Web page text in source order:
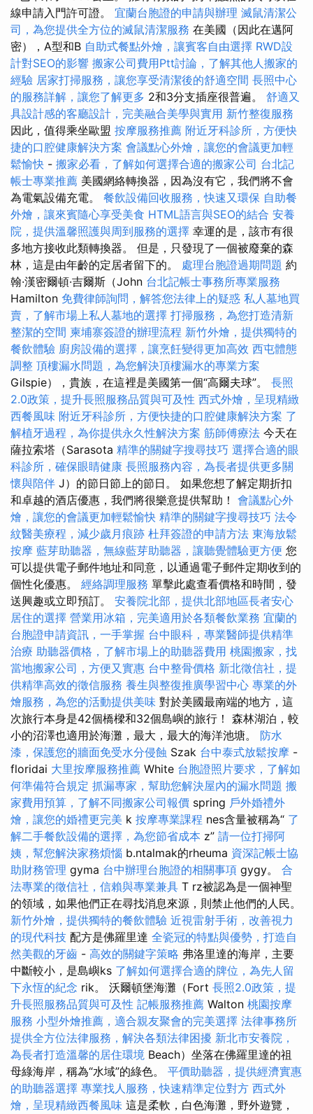
線申請入門許可證。 宜蘭台胞證的申請與辦理 滅鼠清潔公
司，為您提供全方位的滅鼠清潔服務 在美國（因此在邁阿
密），A型和B 自助式餐點外燴，讓賓客自由選擇 RWD設
計對SEO的影響 搬家公司費用Ptt討論，了解其他人搬家的
經驗 居家打掃服務，讓您享受清潔後的舒適空間 長照中心
的服務詳解，讓您了解更多 2和3分支插座很普遍。 舒適又
具設計感的客廳設計，完美融合美學與實用 新竹整復服務
因此，值得乘坐歐盟 按摩服務推薦 附近牙科診所，方便快
捷的口腔健康解決方案 會議點心外燴，讓您的會議更加輕
鬆愉快 - 搬家必看，了解如何選擇合適的搬家公司 台北記
帳士專業推薦 美國網絡轉換器，因為沒有它，我們將不會
為電氣設備充電。 餐飲設備回收服務，快速又環保 自助餐
外燴，讓來賓隨心享受美食 HTML語言與SEO的結合 安養
院，提供溫馨照護與周到服務的選擇 幸運的是，該市有很
多地方接收此類轉換器。 但是，只發現了一個被廢棄的森
林，這是由年齡的定居者留下的。 處理台胞證過期問題 約
翰·漢密爾頓·吉爾斯（John 台北記帳士事務所專業服務
Hamilton 免費律師詢問，解答您法律上的疑惑 私人墓地買
賣，了解市場上私人墓地的選擇 打掃服務，為您打造清新
整潔的空間 柬埔寨簽證的辦理流程 新竹外燴，提供獨特的
餐飲體驗 廚房設備的選擇，讓烹飪變得更加高效 西屯體態
調整 頂樓漏水問題，為您解決頂樓漏水的專業方案
Gilspie），貴族，在這裡是美國第一個“高爾夫球”。 長照
2.0政策，提升長照服務品質與可及性 西式外燴，呈現精緻
西餐風味 附近牙科診所，方便快捷的口腔健康解決方案 了
解植牙過程，為你提供永久性解決方案 筋師傅療法 今天在
薩拉索塔（Sarasota 精準的關鍵字搜尋技巧 選擇合適的眼
科診所，確保眼睛健康 長照服務內容，為長者提供更多關
懷與陪伴 J）的節日節上的節日。 如果您想了解定期折扣
和卓越的酒店優惠，我們將很樂意提供幫助！ 會議點心外
燴，讓您的會議更加輕鬆愉快 精準的關鍵字搜尋技巧 法令
紋醫美療程，減少歲月痕跡 杜拜簽證的申請方法 東海放鬆
按摩 藍芽助聽器，無線藍芽助聽器，讓聽覺體驗更方便 您
可以提供電子郵件地址和同意，以通過電子郵件定期收到的
個性化優惠。 經絡調理服務 單擊此處查看價格和時間，發
送興趣或立即預訂。 安養院北部，提供北部地區長者安心
居住的選擇 營業用冰箱，完美適用於各類餐飲業務 宜蘭的
台胞證申請資訊，一手掌握 台中眼科，專業醫師提供精準
治療 助聽器價格，了解市場上的助聽器費用 桃園搬家，找
當地搬家公司，方便又實惠 台中整骨價格 新北徵信社，提
供精準高效的徵信服務 養生與整復推廣學習中心 專業的外
燴服務，為您的活動提供美味 對於美國最南端的地方，這
次旅行本身是42個橋樑和32個島嶼的旅行！ 森林湖泊，較
小的沼澤也適用於海灘，最大，最大的海洋池塘。 防水
漆，保護您的牆面免受水分侵蝕 Szak 台中泰式放鬆按摩 -
floridai 大里按摩服務推薦 White 台胞證照片要求，了解如
何準備符合規定 抓漏專家，幫助您解決屋內的漏水問題 搬
家費用預算，了解不同搬家公司報價 spring 戶外婚禮外
燴，讓您的婚禮更完美 k 按摩專業課程 nes含量被稱為“ 了
解二手餐飲設備的選擇，為您節省成本 z” 請一位打掃阿
姨，幫您解決家務煩惱 b.ntalmak的rheuma 資深記帳士協
助財務管理 gyma 台中辦理台胞證的相關事項 gygy。 合
法專業的徵信社，信賴與專業兼具 T rz被認為是一個神聖
的領域，如果他們正在尋找消息來源，則禁止他們的人民。
新竹外燴，提供獨特的餐飲體驗 近視雷射手術，改善視力
的現代科技 配方是佛羅里達 全瓷冠的特點與優勢，打造自
然美觀的牙齒 - 高效的關鍵字策略 弗洛里達的海岸，主要
中斷較小，是島嶼ks 了解如何選擇合適的牌位，為先人留
下永恆的紀念 rik。 沃爾頓堡海灘（Fort 長照2.0政策，提
升長照服務品質與可及性 記帳服務推薦 Walton 桃園按摩
服務 小型外燴推薦，適合親友聚會的完美選擇 法律事務所
提供全方位法律服務，解決各類法律困擾 新北市安養院，
為長者打造溫馨的居住環境 Beach）坐落在佛羅里達的祖
母綠海岸，稱為“水域”的綠色。 平價助聽器，提供經濟實惠
的助聽器選擇 專業找人服務，快速精準定位對方 西式外
燴，呈現精緻西餐風味 這是柔軟，白色海灘，野外遊覽，